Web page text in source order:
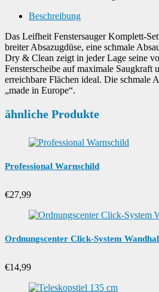
Beschreibung
Das Leifheit Fenstersauger Komplett-
breiter Absazugdüse, eine schmale
Dry & Clean zeigt in jeder Lage seine
Fensterscheibe auf maximale
erreichbare Flächen ideal. Die schmale
„made in Europe“.
ähnliche Produkte
Professional Warnschild
€27,99
Ordnungscenter Click-System
€14,99